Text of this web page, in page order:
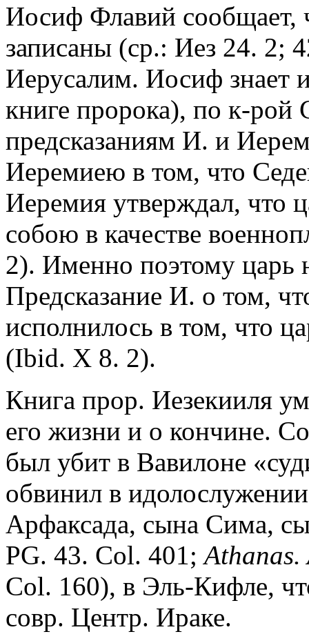
Иосиф Флавий сообщает,
записаны (ср.: Иез 24. 2;
Иерусалим. Иосиф знает
книге пророка), по к-рой
предсказаниям И. и
Иеремиею в том, что
Иеремия утверждал, что
собою в качестве
2). Именно поэтому царь
Предсказание И. о том,
исполнилось в том, что
(Ibid. X 8. 2).
Книга прор. Иезекииля
его жизни и о кончине.
был убит в Вавилоне
обвинил в
Арфаксада, сына Сима,
PG. 43. Col. 401;Athanas.
Col. 160), в Эль-Кифле,
совр. Центр. Ираке.